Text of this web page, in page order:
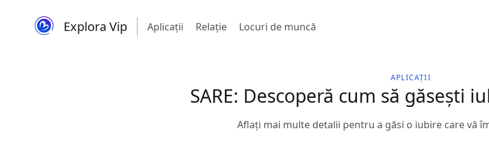
Explora Vip Aplicații Relaţie Locuri de muncă
APLICAȚII
SARE: Descoperă cum să găsești
Aflați mai multe detalii pentru a găsi o iubire care vă